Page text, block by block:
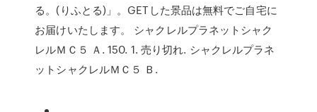
る。(りふとる)」。GETした景品は無料でご自宅に
お届けいたします。 シャクレルプラネットシャク
レルＭＣ５ Ａ. 150. 1. 売り切れ. シャクレルプラネ
ットシャクレルＭＣ５ Ｂ.